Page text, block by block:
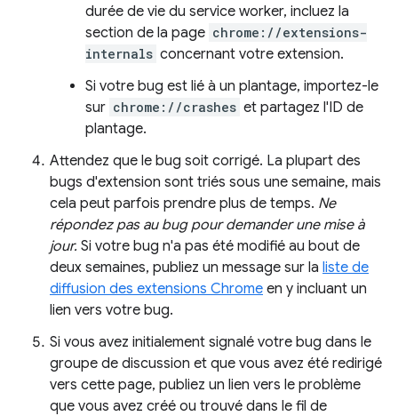
durée de vie du service worker, incluez la
section de la page chrome://extensions-
internals concernant votre extension.
Si votre bug est lié à un plantage, importez-le
sur chrome://crashes et partagez l'ID de
plantage.
Attendez que le bug soit corrigé. La plupart des
bugs d'extension sont triés sous une semaine, mais
cela peut parfois prendre plus de temps. Ne
répondez pas au bug pour demander une mise à
jour. Si votre bug n'a pas été modifié au bout de
deux semaines, publiez un message sur la liste de
diffusion des extensions Chrome en y incluant un
lien vers votre bug.
Si vous avez initialement signalé votre bug dans le
groupe de discussion et que vous avez été redirigé
vers cette page, publiez un lien vers le problème
que vous avez créé ou trouvé dans le fil de